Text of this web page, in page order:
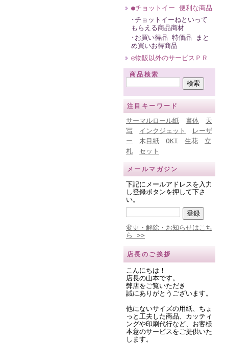
●チョットイー 便利な商品
･チョットイーねといって
もらえる商品商材
･お買い得品 特価品 まと
め買いお得商品
◎物販以外のサービスＰＲ
商品検索
注目キーワード
サーマルロール紙 書体
天
写
インクジェット
レーザ
ー
木目紙 OKI 生花
立
札
セット
メールマガジン
下記にメールアドレスを入力
し登録ボタンを押して下さ
い。
変更・解除・お知らせはこち
ら >>
店長のご挨拶
こんにちは！
店長の山本です。
弊店をご覧いただき
誠にありがとうございます。
他にないサイズの用紙、ちょ
っと工夫した商品、カッティ
ングや印刷代行など、お客様
本意のサービスをご提供いた
します。